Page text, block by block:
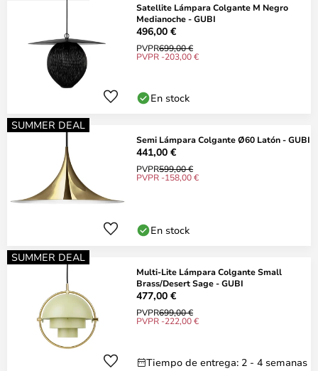
Satellite Lámpara Colgante M Negro
Medianoche - GUBI
496,00 €
PVPR699,00 €
PVPR -203,00 €
En stock
SUMMER DEAL
Semi Lámpara Colgante Ø60 Latón - GUBI
441,00 €
PVPR599,00 €
PVPR -158,00 €
En stock
SUMMER DEAL
Multi-Lite Lámpara Colgante Small
Brass/Desert Sage - GUBI
477,00 €
PVPR699,00 €
PVPR -222,00 €
Tiempo de entrega: 2 - 4 semanas